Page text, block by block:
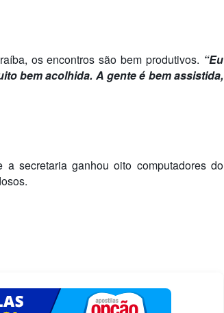
os encontros são bem produtivos. “Eu
bem acolhida. A gente é bem assistida,
secretaria ganhou oito computadores do